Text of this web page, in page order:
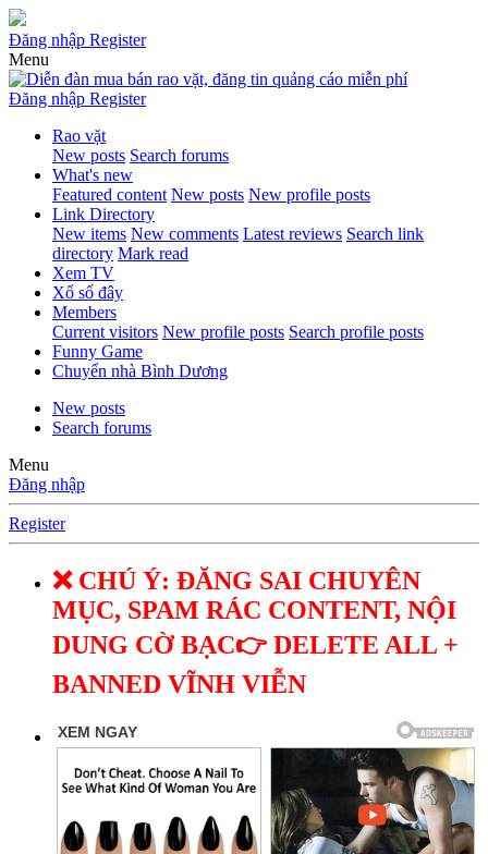
Đăng nhập Register
Menu
Đăng nhập Register
Rao vặt
New posts Search forums
What's new
Featured content New posts New profile posts
Link Directory
New items New comments Latest reviews Search link
directory Mark read
Xem TV
Xổ số đây
Members
Current visitors New profile posts Search profile posts
Funny Game
Chuyển nhà Bình Dương
New posts
Search forums
Menu
Đăng nhập
Register
❌ CHÚ Ý: ĐĂNG SAI CHUYÊN
MỤC, SPAM RÁC CONTENT, NỘI
DUNG CỜ BẠC👉 DELETE ALL +
BANNED VĨNH VIỄN